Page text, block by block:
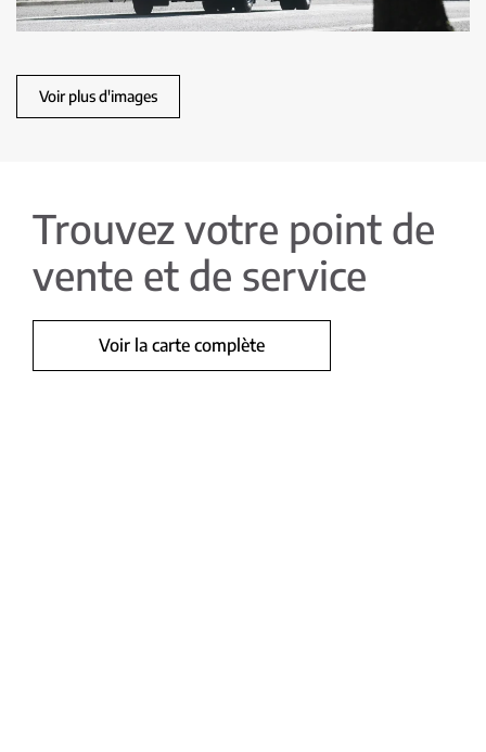
Voir plus d'images
Trouvez votre point de
vente et de service
Voir la carte complète